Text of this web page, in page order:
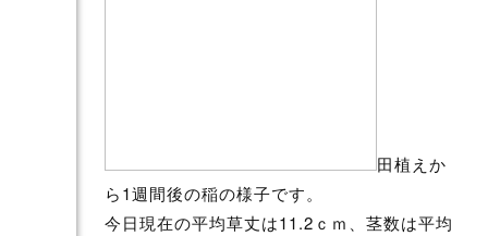
田植えか
ら1週間後の稲の様子です。
今日現在の平均草丈は11.2ｃｍ、茎数は平均